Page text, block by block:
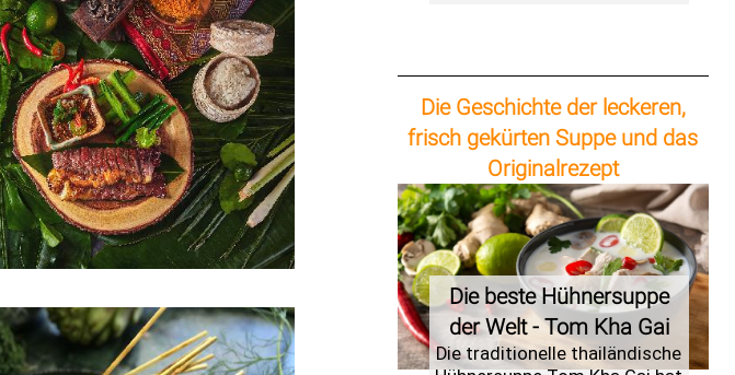
Die Geschichte der leckeren,
frisch gekürten Suppe und das
Originalrezept
Die beste Hühnersuppe
der Welt - Tom Kha Gai
Die traditionelle thailändische